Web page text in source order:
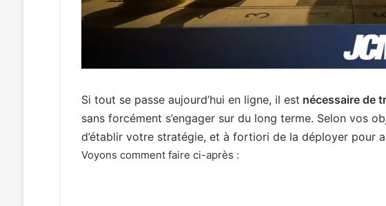
Si tout se passe aujourd’hui en ligne, il est nécessaire de
sans forcément s’engager sur du long terme. Selon vos
d’établir votre stratégie, et à fortiori de la déployer pour
Voyons comment faire ci-après :